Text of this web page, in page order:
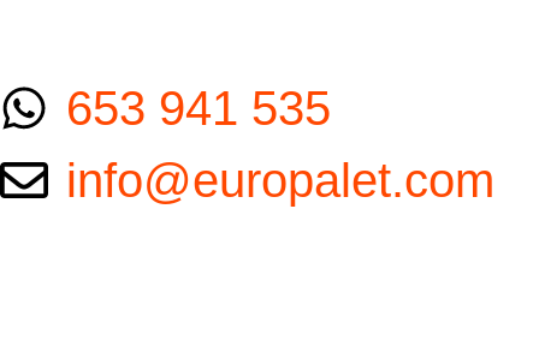
653 941 535
info@europalet.com